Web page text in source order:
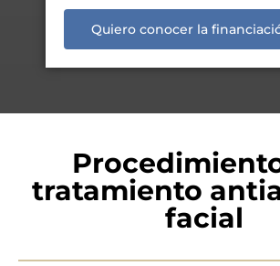
Quiero conocer la
tratamiento
facial